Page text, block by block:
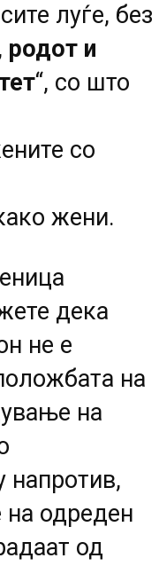
луѓе, без
родот и
“, со што
со
жени.
дека
не е
на
на
напротив,
на одреден
од